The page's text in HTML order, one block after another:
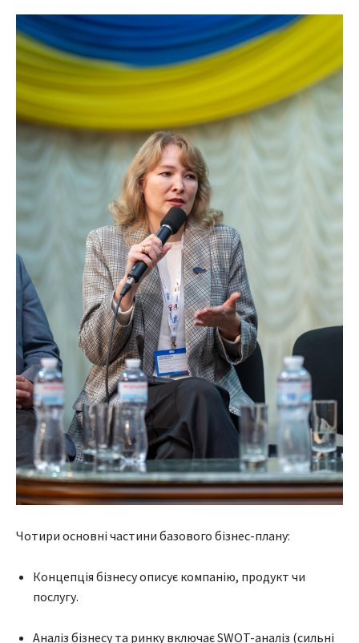
Чотири основні частини базового бізнес-плану:
Концепція бізнесу описує компанію, продукт чи
послугу.
Аналіз бізнесу та ринку включає SWOT-аналіз (сильні